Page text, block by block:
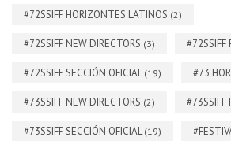
#72SSIFF HORIZONTES LATINOS (2)
#72SSIFF NEW DIRECTORS (3) #72SSIFF
#72SSIFF SECCIÓN OFICIAL(19) #73
#73SSIFF NEW DIRECTORS (2) #73SSIFF
#73SSIFF SECCIÓN OFICIAL(19)